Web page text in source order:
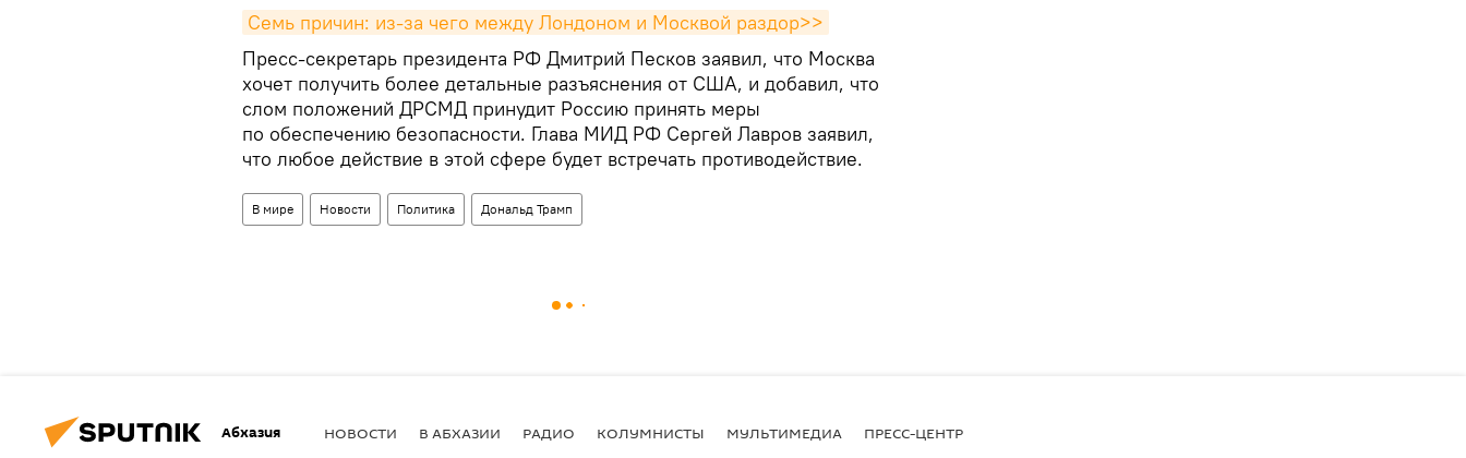
Семь причин: из-за чего между Лондоном и Москвой раздор>>
Пресс-секретарь президента РФ Дмитрий Песков заявил, что Москва
хочет получить более детальные разъяснения от США, и добавил, что
слом положений ДРСМД принудит Россию принять меры
по обеспечению безопасности. Глава МИД РФ Сергей Лавров заявил,
что любое действие в этой сфере будет встречать противодействие.
В мире Новости Политика Дональд Трамп
Абхазия НОВОСТИ В АБХАЗИИ РАДИО КОЛУМНИСТЫ МУЛЬТИМЕДИА ПРЕСС-ЦЕНТР